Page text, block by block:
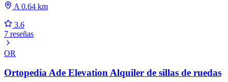
A 0.64 km
3.6
7 reseñas
OR
Ortopedia Ade Elevation Alquiler de sillas de ruedas